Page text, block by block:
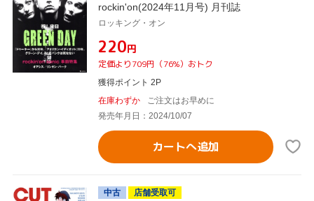
rockin'on(2024年11月号) 月刊誌
ロッキング・オン
¥220円
定価より709円（76%）おトク
獲得ポイント 2P
在庫わずか
ご注文はお早めに
発売年月日：2024/10/07
カートへ追加
中古
店舗受取可